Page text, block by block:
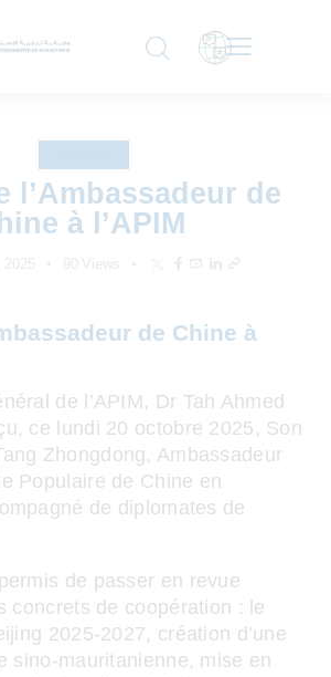
l’Ambassadeur de
à l’APIM
de Chine à
de l’APIM, Dr Tah Ahmed
ce lundi 20 octobre 2025, Son
Zhongdong, Ambassadeur
Populaire de Chine en
de diplomates de
de passer en revue
concrets de coopération : le
2025‑2027, création d’une
sino‑mauritanienne, mise en